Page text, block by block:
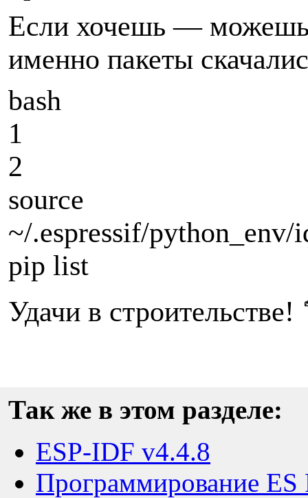
Если хочешь — можешь
именно пакеты
bash
1
2
source
~/.espressif/
pip list
Удачи в
Так же в этом разделе:
ESP-IDF v4.4.8
Программирование ES